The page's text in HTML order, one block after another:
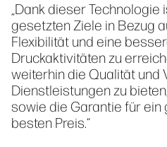
„Dank dieser Technologie
gesetzten Ziele in Bezug
Flexibilität und eine
Druckaktivitäten zu
weiterhin die Qualität und
Dienstleistungen zu
sowie die Garantie für ein
besten Preis.“